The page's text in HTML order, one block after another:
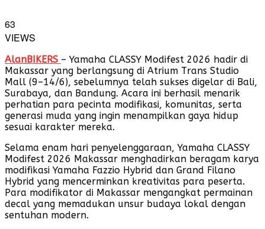
63
VIEWS
AlanBIKERS – Yamaha CLASSY Modifest 2026 hadir di
Makassar yang berlangsung di Atrium Trans Studio
Mall (9–14/6), sebelumnya telah sukses digelar di Bali,
Surabaya, dan Bandung. Acara ini berhasil menarik
perhatian para pecinta modifikasi, komunitas, serta
generasi muda yang ingin menampilkan gaya hidup
sesuai karakter mereka.
Selama enam hari penyelenggaraan, Yamaha CLASSY
Modifest 2026 Makassar menghadirkan beragam karya
modifikasi Yamaha Fazzio Hybrid dan Grand Filano
Hybrid yang mencerminkan kreativitas para peserta.
Para modifikator di Makassar mengangkat permainan
decal yang memadukan unsur budaya lokal dengan
sentuhan modern.